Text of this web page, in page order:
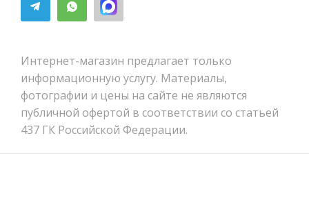
Интернет-магазин предлагает только
информационную услугу. Материалы,
фотографии и цены на сайте не являются
публичной офертой в соответствии со статьей
437 ГК Российской Федерации.